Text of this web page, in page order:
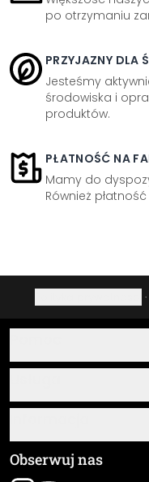
po otrzymaniu
PRZYJAZNY DLA
Jesteśmy
środowiska i
produktów.
PŁATNOŚĆ NA
Mamy do
Również
·
O nas
Przegląd materiałów
Śledzenie przesyłki
Ogólne Warunki
Obserwuj nas